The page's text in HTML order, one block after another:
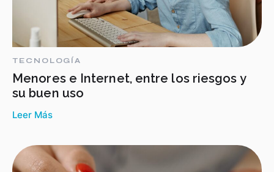
TECNOLOGÍA
Menores e Internet, entre los riesgos y
su buen uso
Leer Más